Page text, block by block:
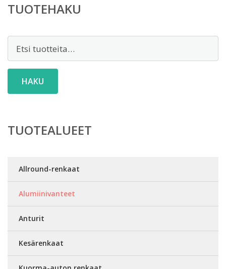
TUOTEHAKU
HAKU
TUOTEALUEET
Allround-renkaat
Alumiinivanteet
Anturit
Kesärenkaat